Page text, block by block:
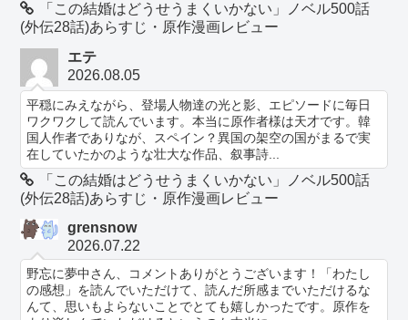
「この結婚はどうせうまくいかない」ノベル500話
(外伝28話)あらすじ・原作漫画レビュー
エテ
2026.08.05
平穏にみえながら、登場人物達の光と影、エピソードに毎日
ワクワクして読んでいます。本当に原作者様は天才です。韓
国人作者でありなが、スペイン？異国の架空の国がまるで実
在していたかのような壮大な作品、叙事詩...
「この結婚はどうせうまくいかない」ノベル500話
(外伝28話)あらすじ・原作漫画レビュー
grensnow
2026.07.22
野忘に夢中さん、コメントありがとうございます！「わたし
の感想」を読んでいただけて、読んだ所感までいただけるな
んて、思いもよらないことでとても嬉しかったです。原作を